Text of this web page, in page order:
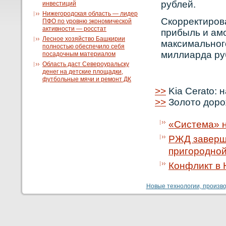
инвестиций
Нижегородская область — лидер
ПФО по уровню экономической
активности — росстат
Лесное хозяйство Башкирии
полностью обеспечило себя
посадочным материалом
Область даст Североуральску
денег на детские площадки,
футбольные мячи и ремонт ДК
рублей.
прибыль и
миллиарда
>> Kia Cerato:
>> Золото
«Система»
РЖД
Конфликт в
Новые технологии,